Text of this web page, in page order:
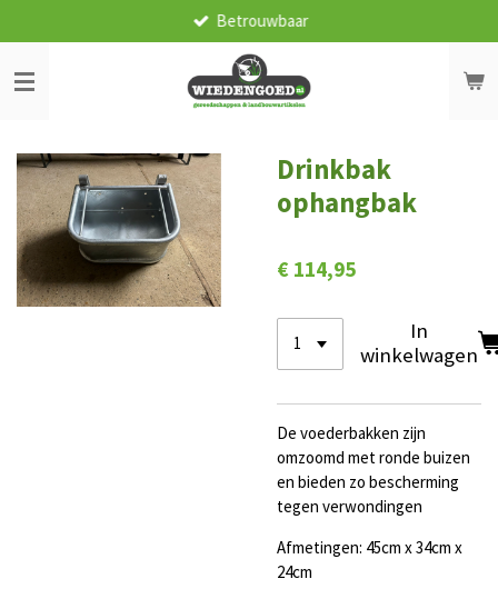
direct
naar
de
Betrouwbaar
Drinkbak
ophangbak
€ 114,95
In
winkelwagen
De voederbakken zijn
omzoomd met ronde buizen
en bieden zo bescherming
tegen verwondingen
Afmetingen: 45cm x 34cm x
24cm